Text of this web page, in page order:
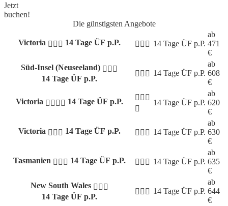
Jetzt
buchen!
Die günstigsten Angebote
Victoria 14 Tage ÜF p.P. 14 Tage ÜF p.P.
ab
471
€
Süd-Insel (Neuseeland)
14 Tage ÜF p.P.
14 Tage ÜF p.P.
ab
608
€
Victoria 14 Tage ÜF p.P. 14 Tage ÜF p.P.
ab
620
€
Victoria 14 Tage ÜF p.P. 14 Tage ÜF p.P.
ab
630
€
Tasmanien 14 Tage ÜF p.P. 14 Tage ÜF p.P.
ab
635
€
New South Wales
14 Tage ÜF p.P.
14 Tage ÜF p.P.
ab
644
€